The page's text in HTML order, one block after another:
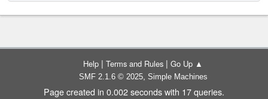
Help | Terms and Rules | Go Up ▲
SMF 2.1.6 © 2025, Simple Machines
Page created in 0.002 seconds with 17 queries.